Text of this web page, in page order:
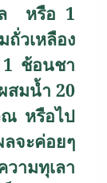
หรือ 1
ถั่วเหลือง
ช้อนชา
สมน้ำ 20
ณ หรือไป
จะค่อยๆ
ามทุเลา